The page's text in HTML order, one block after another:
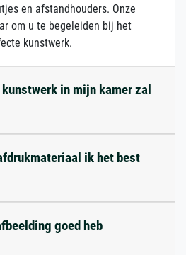
en afstandhouders. Onze
om u te begeleiden bij het
kunstwerk.
in mijn kamer zal
ik het best
goed heb